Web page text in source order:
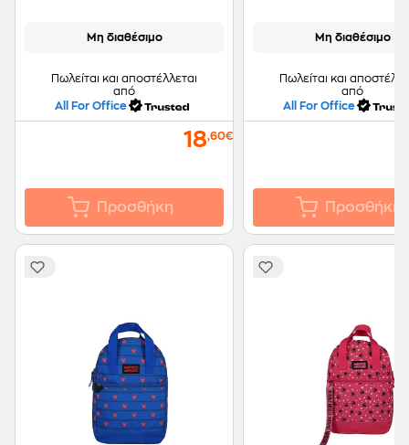
Μη διαθέσιμο
Πωλείται και αποστέλλεται
από
All For Office
18,60€
Προσθήκη
Μη διαθέσιμο
Πωλείται και
από
All For Office
Προσθήκη